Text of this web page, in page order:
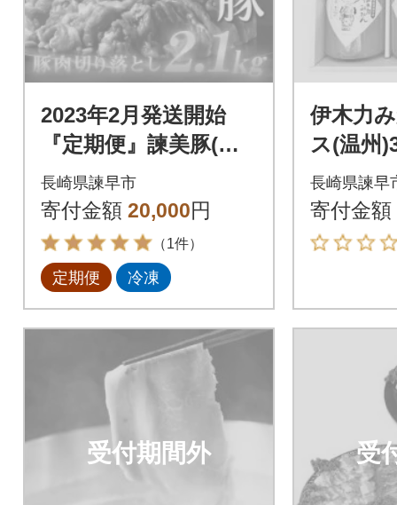
2023年2月発送開始
『定期便』諫美豚(か
んびとん) 豚肉切り落
とし2.1kg!全2回
長崎県諫早市
寄付金額 20,000円
（1件）
定期便 冷凍
伊木力
ス(温州
長崎県諫早
寄付金額
受付期間外 受